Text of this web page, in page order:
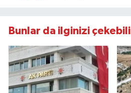
Bunlar da ilginizi